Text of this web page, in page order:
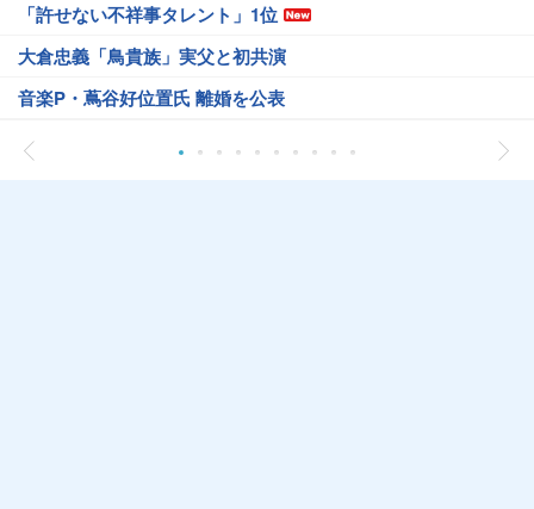
「許せない不祥事タレント」1位
大倉忠義「鳥貴族」実父と初共演
音楽P・蔦谷好位置氏 離婚を公表